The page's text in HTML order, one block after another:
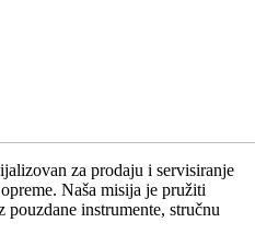
za prodaju i servisiranje
Naša misija je pružiti
instrumente, stručnu